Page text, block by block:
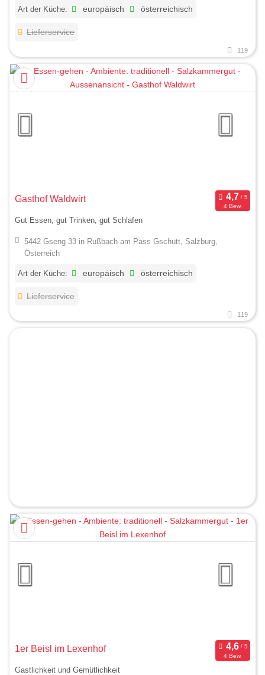
Art der Küche: europäisch österreichisch
Lieferservice
119
Gasthof Waldwirt
4 Bew.
Gut Essen, gut Trinken, gut Schlafen
5442 Gseng 33 in Rußbach am Pass Gschütt, Salzburg,
Österreich
Art der Küche: europäisch österreichisch
Lieferservice
119
1er Beisl im Lexenhof
4 Bew.
Gastlichkeit und Gemütlichkeit